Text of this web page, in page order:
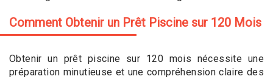
Comment Obtenir un Prêt Piscine sur 120 Mois
Obtenir un prêt piscine sur 120 mois nécessite une
préparation minutieuse et une compréhension claire des